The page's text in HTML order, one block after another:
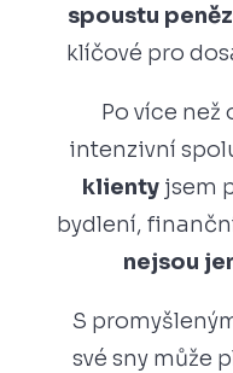
spoustu peněz
klíčové pro
Po více než
intenzivní
klientyjsem
bydlení,
nejsou
S
své sny může